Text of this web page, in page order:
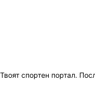
Твоят спортен портал.